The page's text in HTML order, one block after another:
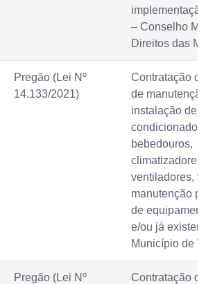
– Conselho
Direitos das
Pregão (Lei Nº
14.133/2021)
Contratação
de
instalação de
condicionado,
bebedouros,
climatizadores,
ventiladores,
manutenção
de
e/ou já
Município de
Pregão (Lei Nº
Contratação